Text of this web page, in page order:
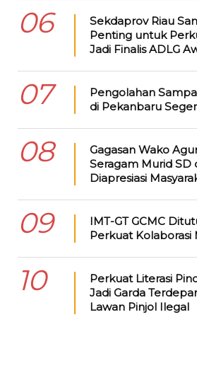
06
Sekdaprov Riau
Penting untuk
Jadi Finalis ADLG
07
Pengolahan
di Pekanbaru
08
Gagasan Wako
Seragam Murid SD
Diapresiasi
09
IMT-GT GCMC
Perkuat Kolaborasi
10
Perkuat Literasi
Jadi Garda
Lawan Pinjol Ilegal